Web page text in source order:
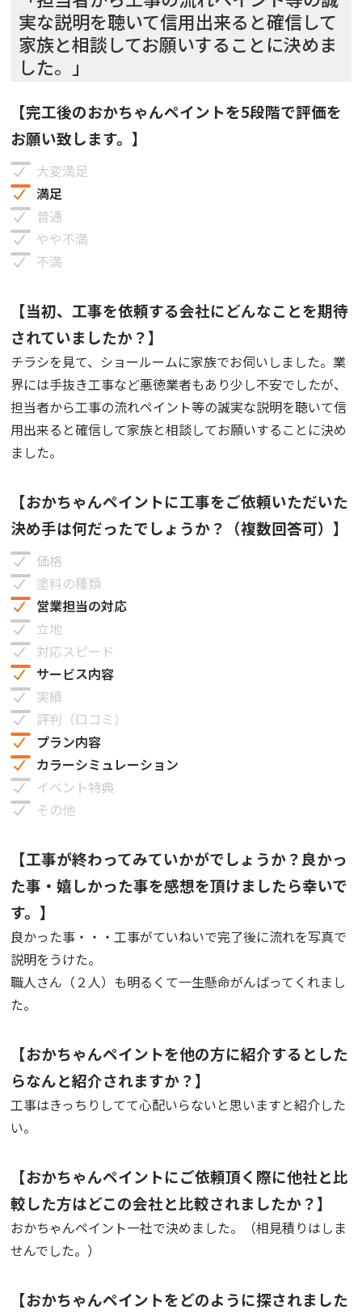
実な説明を聴いて信用出来ると確信して
家族と相談してお願いすることに決めま
した。」
【完工後のおかちゃんペイントを5段階で評価を
お願い致します。】
大変満足
満足
普通
やや不満
不満
【当初、工事を依頼する会社にどんなことを期待
されていましたか？】
チラシを見て、ショールームに家族でお伺いしました。業
界には手抜き工事など悪徳業者もあり少し不安でしたが、
担当者から工事の流れペイント等の誠実な説明を聴いて信
用出来ると確信して家族と相談してお願いすることに決め
ました。
【おかちゃんペイントに工事をご依頼いただいた
決め手は何だったでしょうか？（複数回答可）】
価格
塗料の種類
営業担当の対応
立地
対応スピード
サービス内容
実績
評判（口コミ）
プラン内容
カラーシミュレーション
イベント特典
その他
【工事が終わってみていかがでしょうか？良かっ
た事・嬉しかった事を感想を頂けましたら幸いで
す。】
良かった事・・・工事がていねいで完了後に流れを写真で
説明をうけた。
職人さん（２人）も明るくて一生懸命がんばってくれまし
た。
【おかちゃんペイントを他の方に紹介するとした
らなんと紹介されますか？】
工事はきっちりしてて心配いらないと思いますと紹介した
い。
【おかちゃんペイントにご依頼頂く際に他社と比
較した方はどこの会社と比較されましたか？】
おかちゃんペイント一社で決めました。（相見積りはしま
せんでした。）
【おかちゃんペイントをどのように探されました